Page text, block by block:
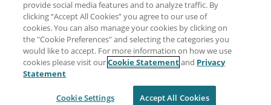
Partager : Courriel
Twitter
Clause de non-responsabilité
Intimité
provide social media features and to analyze traffic. By
clicking “Accept All Cookies” you agree to our use of
cookies. You can also manage your cookies by clicking on
the "Cookie Preferences" and selecting the categories you
would like to accept. For more information on how we use
cookies please visit ourCookie Statementand Privacy
Statement
Cookie Settings Accept All Cookies